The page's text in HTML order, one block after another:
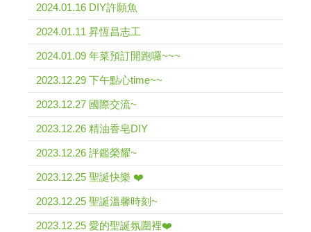
2024.01.16 DIY許願魚
2024.01.11 昇恆昌志工
2024.01.09 年菜預訂開跑囉~~~
2023.12.29 下午點心time~~
2023.12.27 國際交流~
2023.12.26 精油香皂DIY
2023.12.26 評鑑榮耀~
2023.12.25 聖誕快樂 ❤️
2023.12.25 聖誕溫馨時刻~
2023.12.25 愛的聖誕氛圍裡❤️